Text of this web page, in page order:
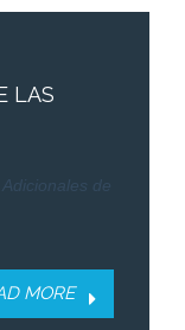
LAS
de
MORE